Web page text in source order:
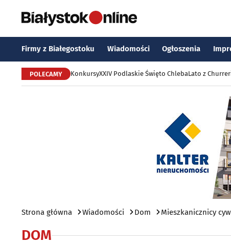
Firmy z Białegostoku Wiadomości Ogłoszenia
POLECAMY KonkursyXXIV Podlaskie Święto ChlebaLato z
Strona główna Wiadomości Dom Mieszkanicznicy
DOM